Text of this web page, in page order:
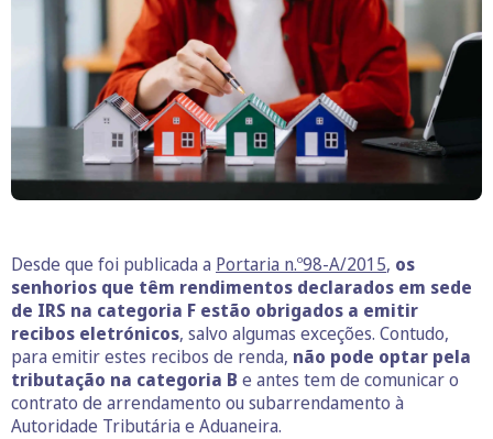
Desde que foi publicada a Portaria n.º98-A/2015, os
senhorios que têm rendimentos declarados em sede
de IRS na categoria F estão obrigados a emitir
recibos eletrónicos, salvo algumas exceções. Contudo,
para emitir estes recibos de renda, não pode optar pela
tributação na categoria B e antes tem de comunicar o
contrato de arrendamento ou subarrendamento à
Autoridade Tributária e Aduaneira.